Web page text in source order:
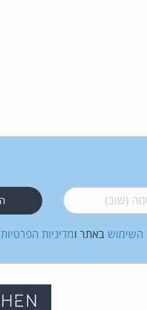
(שוב)*
השימוש באתר ומדיניות הפרטיות